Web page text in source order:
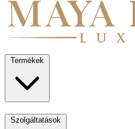
Termékek
Szolgáltatások